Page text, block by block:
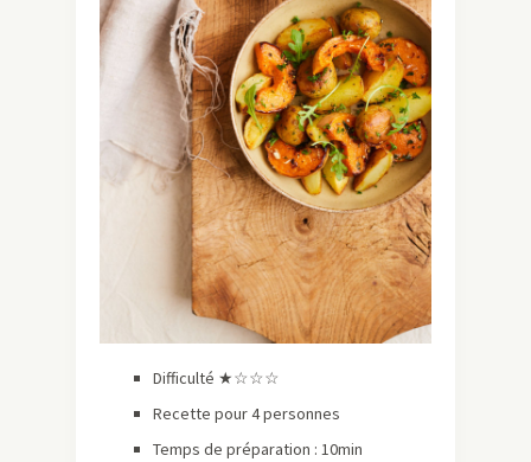
Difficulté ★☆☆☆
Recette pour 4 personnes
Temps de préparation : 10min